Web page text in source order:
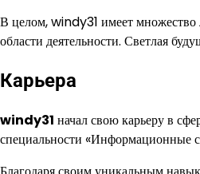
В целом, windy31 имеет множество
области деятельности. Светлая
Карьера
windy31 начал свою карьеру в
специальности «Информационные